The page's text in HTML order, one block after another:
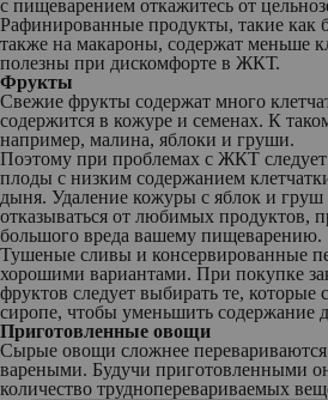
с пищеварением откажитесь от
Рафинированные продукты, такие как
также на макароны, содержат меньше
полезны при дискомфорте в ЖКТ.
Фрукты
Свежие фрукты содержат много
содержится в кожуре и семенах. К
например, малина, яблоки и груши.
Поэтому при проблемах с ЖКТ
плоды с низким содержанием
дыня. Удаление кожуры с яблок и груш
отказываться от любимых продуктов,
большого вреда вашему пищеварению.
Тушеные сливы и консервированные
хорошими вариантами. При покупке
фруктов следует выбирать те, которые
сиропе, чтобы уменьшить содержание
Приготовленные овощи
Сырые овощи сложнее
вареными. Будучи приготовленными
количество трудноперевариваемых